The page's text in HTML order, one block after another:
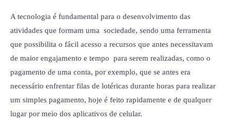
A tecnologia é fundamental para o desenvolvimento das
atividades que formam uma sociedade, sendo uma ferramenta
que possibilita o fácil acesso a recursos que antes necessitavam
de maior engajamento e tempo para serem realizadas, como o
pagamento de uma conta, por exemplo, que se antes era
necessário enfrentar filas de lotéricas durante horas para realizar
um simples pagamento, hoje é feito rapidamente e de qualquer
lugar por meio dos aplicativos de celular.